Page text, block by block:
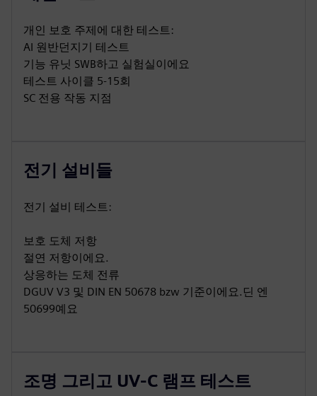
개인 보호 주제에 대한 테스트:
AI 원반던지기 테스트
기능 유닛 SWB하고 실험실이에요
테스트 사이클 5-15회
SC 전용 작동 지점
전기 설비들
전기 설비 테스트:
보호 도체 저항
절연 저항이에요.
상응하는 도체 전류
DGUV V3 및 DIN EN 50678 bzw 기준이에요.딘 엔
50699예요
조명 그리고 UV-C 램프 테스트